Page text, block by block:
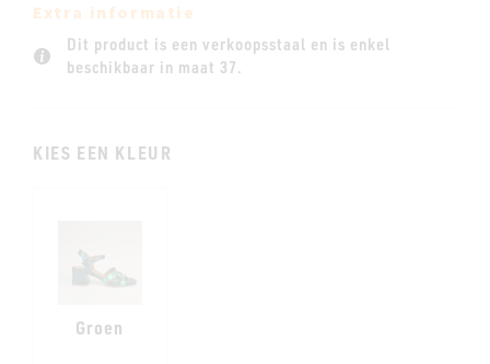
Extra informatie
Dit product is een verkoopsstaal en is enkel
beschikbaar in maat 37.
KIES EEN KLEUR
Groen